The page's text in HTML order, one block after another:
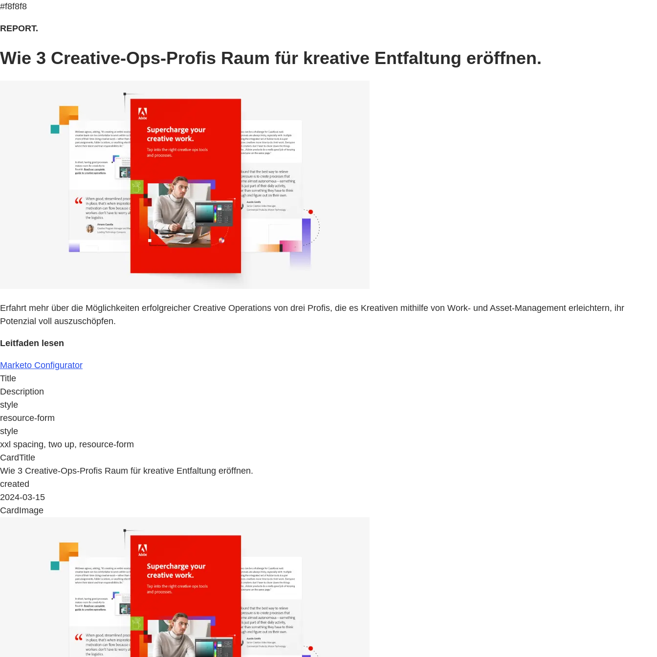
#f8f8f8
REPORT.
Wie 3 Creative-Ops-Profis Raum für kreative Entfaltung eröffnen.
Erfahrt mehr über die Möglichkeiten erfolgreicher Creative Operations von drei Profis, die es Kreativen mithilfe von Work- und Asset-Management erleichtern, ihr
Potenzial voll auszuschöpfen.
Leitfaden lesen
Marketo Configurator
Title
Description
style
resource-form
style
xxl spacing, two up, resource-form
CardTitle
Wie 3 Creative-Ops-Profis Raum für kreative Entfaltung eröffnen.
created
2024-03-15
CardImage